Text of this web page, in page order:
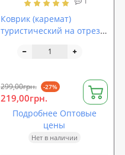
Коврик (каремат)
туристический на отрез
полиэтилена ППЭ НХ
299,00грн. -27%
219,00грн.
Подробнее Оптовые
цены
Нет в наличии